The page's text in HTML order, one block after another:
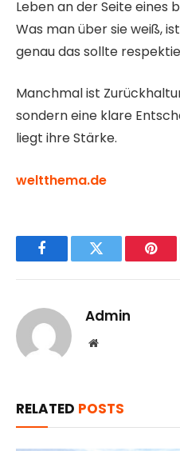
Leben an der Seite eines
Was man über sie weiß,
genau das sollte
Manchmal ist
sondern eine klare
liegt ihre Stärke.
weltthema.de
FacebookTwitter
Admin
Website
RELATED POSTS